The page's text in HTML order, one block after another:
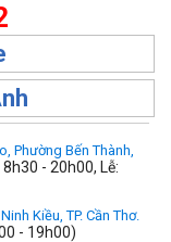
Phường Bến Thành,
8h30 - 20h00, Lễ:
Kiều, TP. Cần Thơ.
- 19h00)